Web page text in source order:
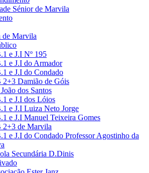
Sénior de Marvila
de Marvila
e J.I Nº 195
e J.I do Armador
e J.I do Condado
2+3 Damião de Góis
dos Santos
e J.I dos Lóios
e J.I Luiza Neto Jorge
e J.I Manuel Teixeira Gomes
2+3 de Marvila
e J.I do Condado Professor Agostinho da
Secundária D.Dinis